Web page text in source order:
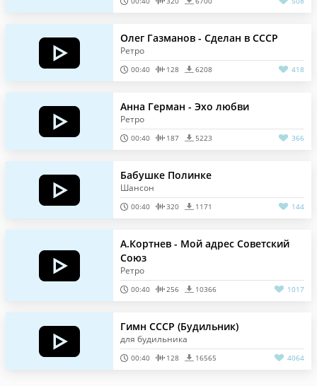
Олег Газманов - Сделан в СССР
Ретро
00:40 128 6208 418
Анна Герман - Эхо любви
Ретро
00:40 187 5223 366
Бабушке Полинке
Шансон
00:40 320 1171 144
А.Кортнев - Мой адрес Советский
Союз
Ретро
00:40 256 10366 1017
Гимн СССР (Будильник)
для будильника
00:40 128 16565 4064